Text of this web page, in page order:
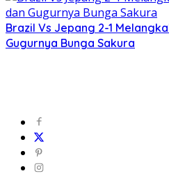
Brazil Vs Jepang 2-1
Gugurnya Bunga Sakura